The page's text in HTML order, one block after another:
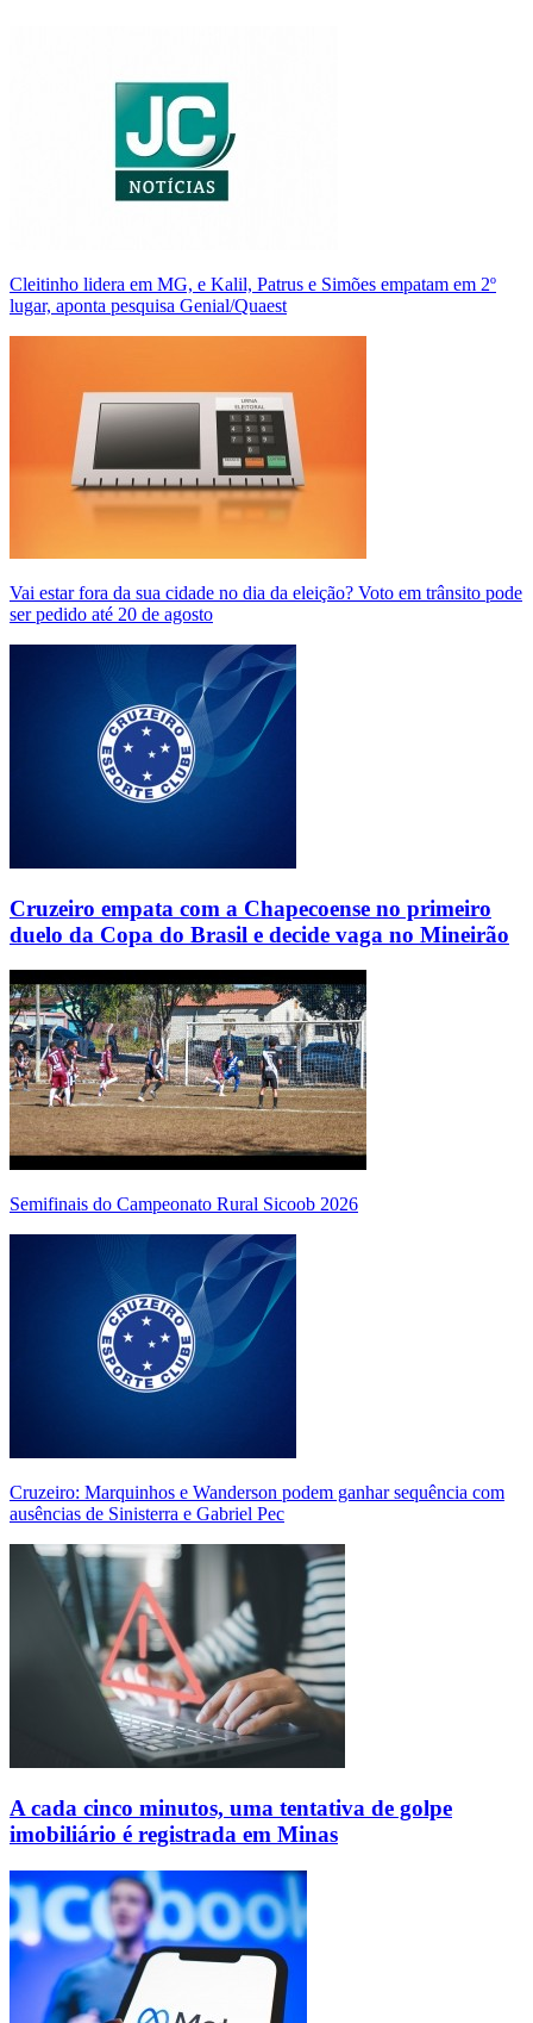
Cleitinho lidera em MG, e Kalil, Patrus e Simões empatam em 2º
lugar, aponta pesquisa Genial/Quaest
Vai estar fora da sua cidade no dia da eleição? Voto em trânsito pode
ser pedido até 20 de agosto
Cruzeiro empata com a Chapecoense no primeiro
duelo da Copa do Brasil e decide vaga no Mineirão
Semifinais do Campeonato Rural Sicoob 2026
Cruzeiro: Marquinhos e Wanderson podem ganhar sequência com
ausências de Sinisterra e Gabriel Pec
A cada cinco minutos, uma tentativa de golpe
imobiliário é registrada em Minas